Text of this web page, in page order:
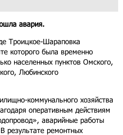
авария.
Троицкое-Шараповка
которого была временно
населенных пунктов Омского,
Любинского
коммунального хозяйства
оперативным действиям
аварийные работы
результате ремонтных